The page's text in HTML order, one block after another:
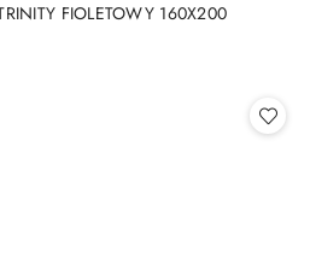
FIOLETOWY 160X200